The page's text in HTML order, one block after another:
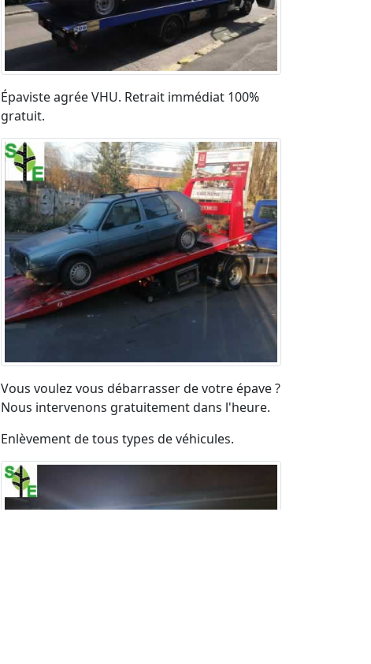
Épaviste agrée VHU. Retrait immédiat 100%
gratuit.
Vous voulez vous débarrasser de votre épave ?
Nous intervenons gratuitement dans l'heure.
Enlèvement de tous types de véhicules.